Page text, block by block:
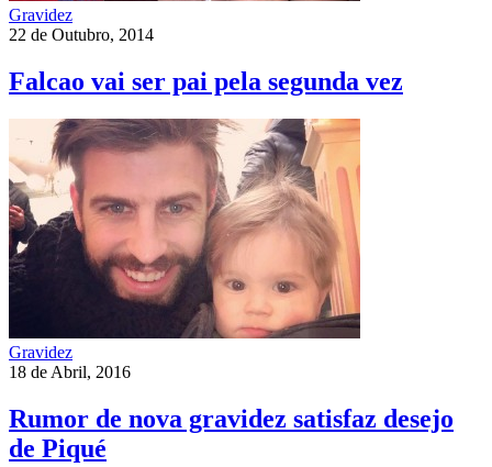
Gravidez
22 de Outubro, 2014
Falcao vai ser pai pela segunda vez
Gravidez
18 de Abril, 2016
Rumor de nova gravidez satisfaz desejo
de Piqué